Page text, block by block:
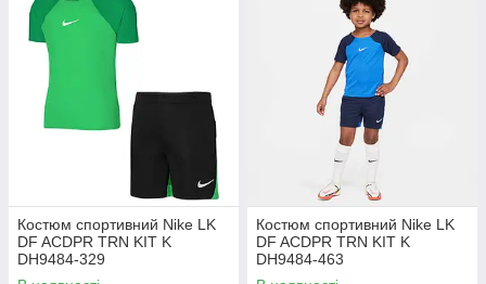
Костюм спортивний Nike LK
DF ACDPR TRN KIT K
DH9484-329
Костюм спортивний Nike LK
DF ACDPR TRN KIT K
DH9484-463